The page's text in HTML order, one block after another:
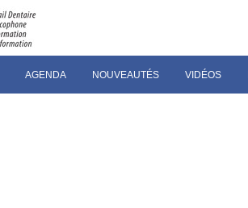
AGENDA NOUVEAUTÉS VIDÉOS